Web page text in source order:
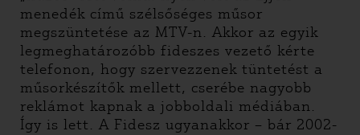
menedék című szélsőséges műsor
megszüntetése az MTV-n. Akkor az egyik
legmeghatározóbb fideszes vezető kérte
telefonon, hogy szervezzenek tüntetést a
műsorkészítők mellett, cserébe nagyobb
reklámot kapnak a jobboldali médiában.
Így is lett. A Fidesz ugyanakkor – bár 2002-